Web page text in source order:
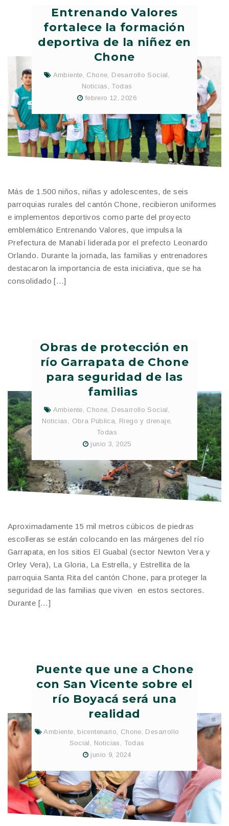
Entrenando Valores
fortalece la formación
deportiva de la niñez en
Chone
Ambiente, Chone, Desarrollo Social ,
Noticias , Todas
febrero 12, 2026
Más de 1.500 niños, niñas y adolescentes, de seis
parroquias rurales del cantón Chone, recibieron uniformes
e implementos deportivos como parte del proyecto
emblemático Entrenando Valores, que impulsa la
Prefectura de Manabí liderada por el prefecto Leonardo
Orlando. Durante la jornada, las familias y entrenadores
destacaron la importancia de esta iniciativa, que se ha
consolidado […]
Obras de protección en
río Garrapata de Chone
para seguridad de las
familias
Ambiente, Chone, Desarrollo Social ,
Noticias , Obra Pública, Riego y drenaje,
Todas
junio 3, 2025
Aproximadamente 15 mil metros cúbicos de piedras
escolleras se están colocando en las márgenes del río
Garrapata, en los sitios El Guabal (sector Newton Vera y
Orley Vera), La Gloria, La Estrella, y Estrellita de la
parroquia Santa Rita del cantón Chone, para proteger la
seguridad de las familias que viven en estos sectores.
Durante […]
Puente que une a Chone
con San Vicente sobre el
río Boyacá será una
realidad
Ambiente, bicentenario, Chone, Desarrollo
Social , Noticias , Todas
junio 9, 2024